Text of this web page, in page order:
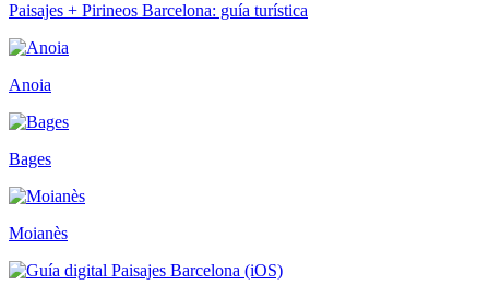
Paisajes + Pirineos Barcelona: guía turística
Anoia
Bages
Moianès